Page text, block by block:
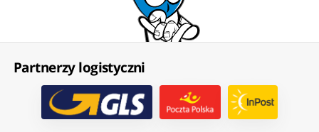
Partnerzy logistyczni